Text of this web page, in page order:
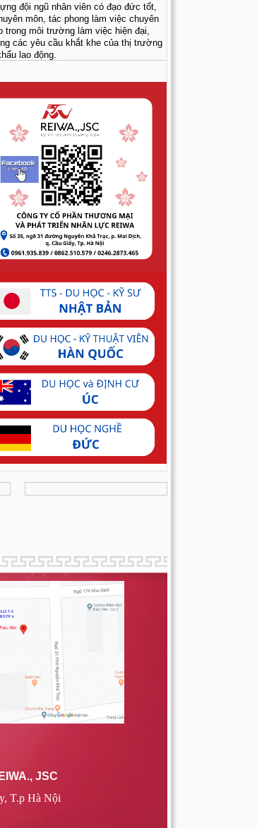
đội ngũ nhân viên có đạo đức tốt,
môn, tác phong làm việc chuyên
trong môi trường làm việc hiện đại,
các yêu cầu khắt khe của thị trường
lao động.
JSC
T.p Hà Nội